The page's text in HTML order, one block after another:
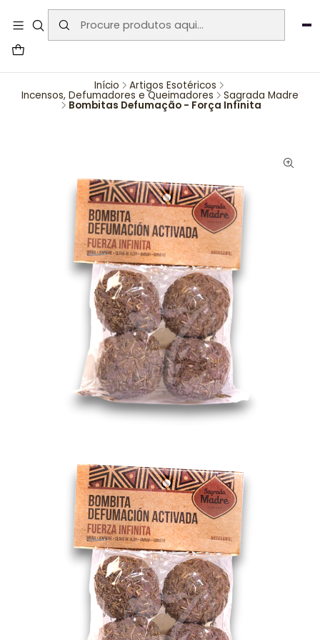
User-agent: * Allow: / Sitemap:
https://www.auraemporium.pt/sitemap.xml
Início Artigos Esotéricos
Incensos, Defumadores e Queimadores Sagrada Madre
Bombitas Defumação - Força Infinita